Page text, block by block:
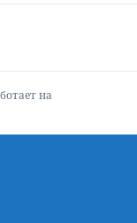
на